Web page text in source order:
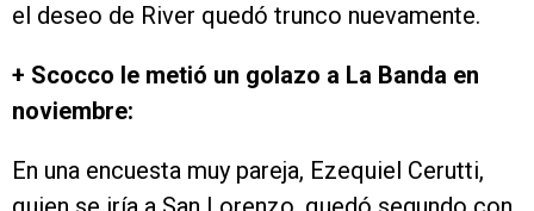
el deseo de River quedó trunco nuevamente.
+ Scocco le metió un golazo a La Banda en
noviembre:
En una encuesta muy pareja, Ezequiel Cerutti,